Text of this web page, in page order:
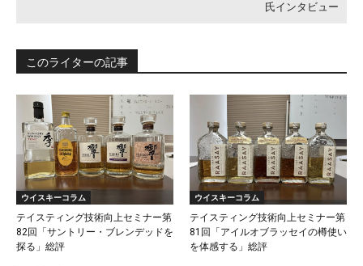
氏インタビュー
このライターの記事
ウイスキーコラム
テイスティング技術向上セミナー第
82回「サントリー・ブレンデッドを
探る」総評
ウイスキーコラム
テイスティング技術向上セミナー第
81回「アイルオブラッセイの樽使い
を体感する」総評